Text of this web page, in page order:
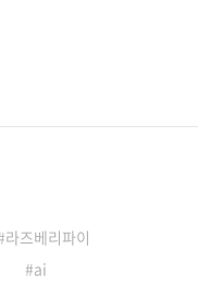
라즈베리파이
ai